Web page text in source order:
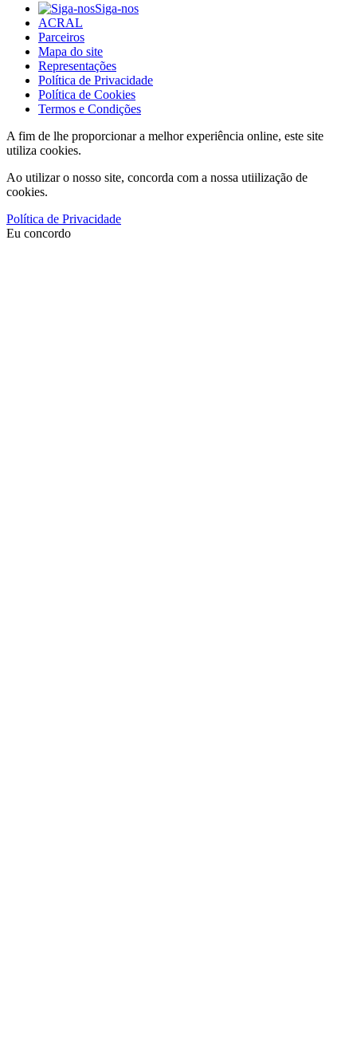
Siga-nos
ACRAL
Parceiros
Mapa do site
Representações
Política de Privacidade
Política de Cookies
Termos e Condições
A fim de lhe proporcionar a melhor experiência online, este site
utiliza cookies.
Ao utilizar o nosso site, concorda com a nossa utiilização de
cookies.
Política de Privacidade
Eu concordo